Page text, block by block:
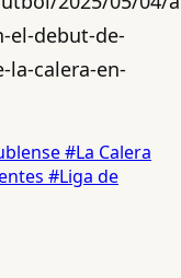
el-debut-de-
calera-en-
#La Calera
#Liga de